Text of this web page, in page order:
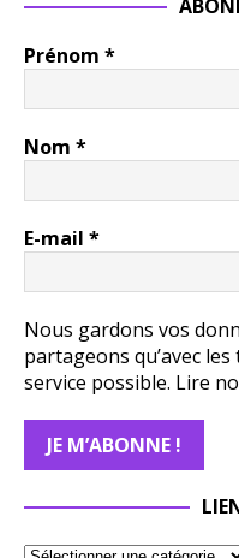
Prénom *
Nom *
E-mail *
Nous gardons vos
partageons qu’avec
service possible. Lire